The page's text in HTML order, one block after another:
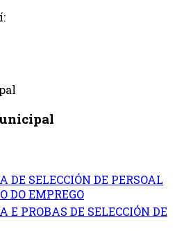
DE SELECCIÓN DE PERSOAL
DO EMPREGO
E PROBAS DE SELECCIÓN DE